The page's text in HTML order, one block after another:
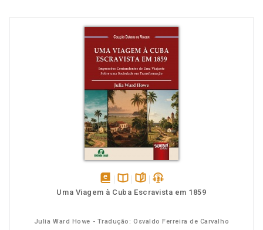
disponívelDisponível
páginaspodcast
Uma Viagem à Cuba Escravista em 1859
Julia Ward Howe - Tradução: Osvaldo Ferreira de Carvalho